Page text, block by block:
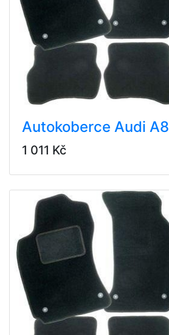
Autokoberce Audi A8
1 011 Kč